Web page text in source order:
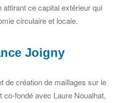
ce capital extérieur qui
circulaire et locale.
Joigny
de création de maillages sur le
fondé avec Laure Noualhat,